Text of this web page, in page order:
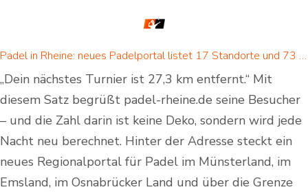
Padel in Rheine: neues Padelportal listet 17 Standorte und 73 Padel-Courts in Rheine und Umgebung
„Dein nächstes Turnier ist 27,3 km entfernt.“ Mit
diesem Satz begrüßt padel-rheine.de seine Besucher
– und die Zahl darin ist keine Deko, sondern wird jede
Nacht neu berechnet. Hinter der Adresse steckt ein
neues Regionalportal für Padel im Münsterland, im
Emsland, im Osnabrücker Land und über die Grenze